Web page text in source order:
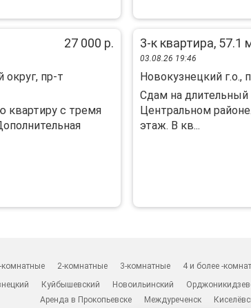
27 000 р.
пр-т
квартиру с тремя
3-к квартира, 57.1
03.08.26 19:46
Новокузнецкий г.о.,
Сдам на длительный
Центральном
этаж. В кв...
комнатные 2-комнатные 3-комнатные 4 и более -
Куйбышевский Новоильинский
Аренда в Прокопьевске
Междуреченск